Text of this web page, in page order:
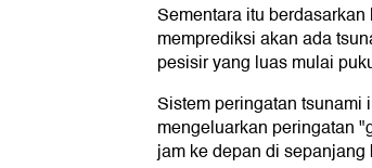
Sementara itu
memprediksi akan ada
pesisir yang luas mulai
Sistem peringatan
mengeluarkan peringatan
jam ke depan di